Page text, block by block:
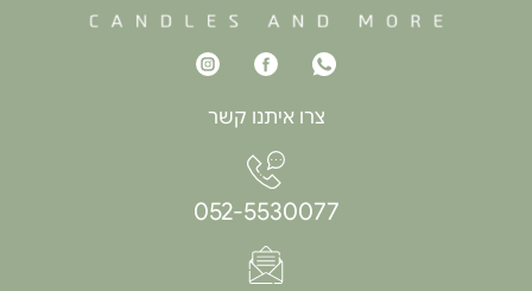
צרו איתנו קשר
052-5530077